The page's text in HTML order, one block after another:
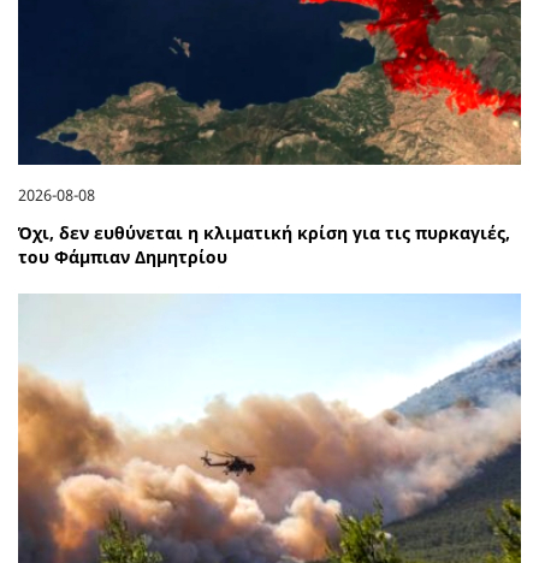
2026-08-08
Όχι, δεν ευθύνεται η κλιματική κρίση για τις πυρκαγιές,
του Φάμπιαν Δημητρίου